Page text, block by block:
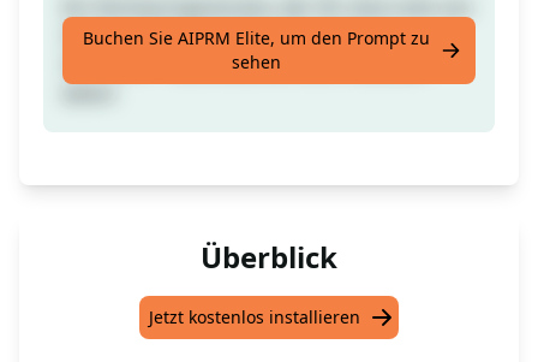
Stichwortideen basierend auf einem
Stichwort + Suchvolumen und Titelideen
Buchen Sie AIPRM Elite, um den Prompt zu
sehen
Überblick
Jetzt kostenlos installieren